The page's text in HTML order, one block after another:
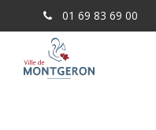
01 69 83 69 00